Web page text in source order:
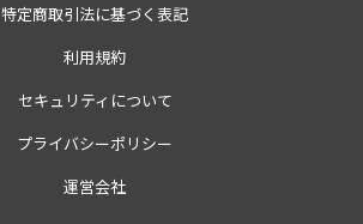
特定商取引法に基づく表記
利用規約
セキュリティについて
プライバシーポリシー
運営会社